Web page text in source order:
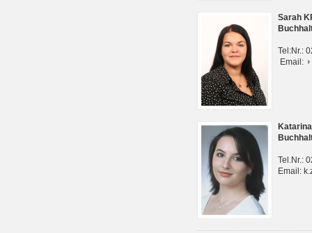
Sarah
Tel:Nr.:
Email:
Tel.Nr.:
Email: